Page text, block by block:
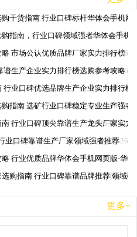
2026-06-26
干货指南 行业口碑标杆华体会手机网
2026-06-26
指南，行业口碑领域强者华体会手机
2026-06-26
市场公认优质品牌厂家实力排行榜
2026-06-26
谱生产企业实力排行榜选购参考攻略
2026-06-26
业口碑优选品牌生产企业实力排行榜
2026-06-26
指南 选矿行业口碑稳定专业生产强者
2026-06-26
行业口碑顶尖靠谱生产龙头厂家实力
2026-06-26
业口碑靠谱生产厂家领域强者推荐
2026-06-26
行业优质品牌华体会手机网页版-华
2026-06-26
购指南 行业口碑靠谱品牌推荐 领域
更多+